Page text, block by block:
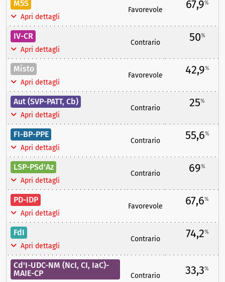
M5S
Apri dettagli
Favorevole 67,9%
IV-CR
Apri dettagli
Contrario 50%
Misto
Apri dettagli
Favorevole 42,9%
Aut (SVP-PATT, Cb)
Apri dettagli
Contrario 25%
FI-BP-PPE
Apri dettagli
Contrario 55,6%
LSP-PSd'Az
Apri dettagli
Contrario 69%
PD-IDP
Apri dettagli
Favorevole 67,6%
FdI
Apri dettagli
Contrario 74,2%
Cd'I-UDC-NM (NcI, CI, IaC)-
MAIE-CP
Contrario 33,3%